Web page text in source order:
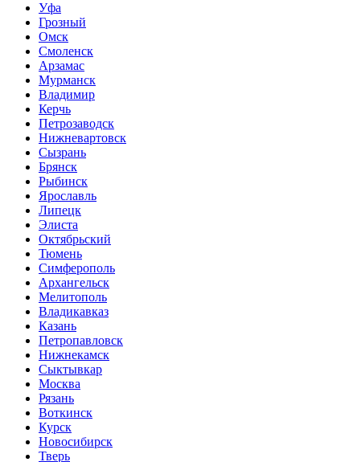
Уфа
Грозный
Омск
Смоленск
Арзамас
Мурманск
Владимир
Керчь
Петрозаводск
Нижневартовск
Сызрань
Брянск
Рыбинск
Ярославль
Липецк
Элиста
Октябрьский
Тюмень
Симферополь
Архангельск
Мелитополь
Владикавказ
Казань
Петропавловск
Нижнекамск
Сыктывкар
Москва
Рязань
Воткинск
Курск
Новосибирск
Тверь